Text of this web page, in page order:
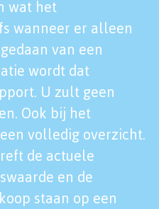
wat het
wanneer er alleen
van een
wordt dat
U zult geen
Ook bij het
volledig overzicht.
de actuele
en de
staan op een